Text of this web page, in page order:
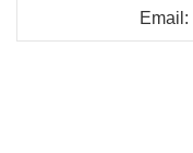
Email: